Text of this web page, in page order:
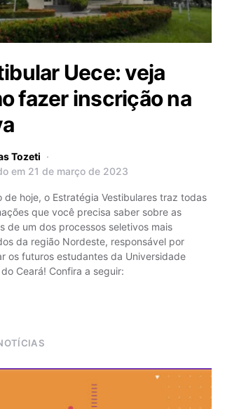
Uece: veja
fazer inscrição na
Tozeti
em 21 de março de 2023
de hoje, o Estratégia Vestibulares traz todas
que você precisa saber sobre as
de um dos processos seletivos mais
da região Nordeste, responsável por
os futuros estudantes da Universidade
Ceará! Confira a seguir: